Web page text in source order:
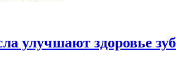
улучшают здоровье